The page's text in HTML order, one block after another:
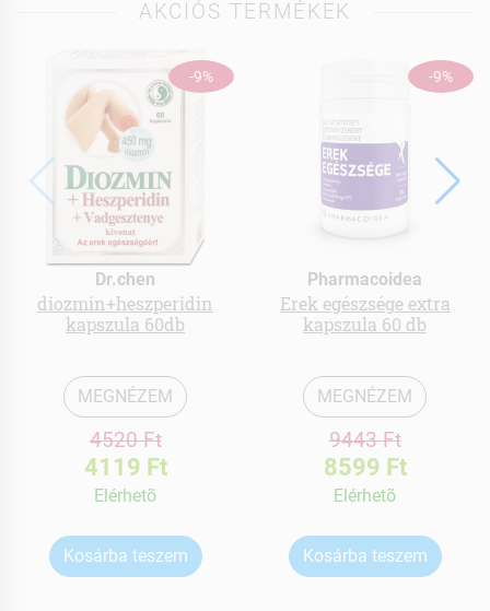
AKCIÓS TERMÉKEK
-9%
Dr.chen
diozmin+heszperidin
kapszula 60db
MEGNÉZEM
4520 Ft
4119 Ft
Elérhetõ
Kosárba teszem
-9%
Pharmacoidea
Erek egészsége extra
kapszula 60 db
MEGNÉZEM
9443 Ft
8599 Ft
Elérhetõ
Kosárba teszem